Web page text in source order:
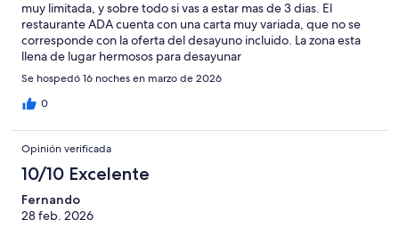
muy limitada, y sobre todo si vas a estar mas de 3 dias. El
restaurante ADA cuenta con una carta muy variada, que no se
corresponde con la oferta del desayuno incluido. La zona esta
llena de lugar hermosos para desayunar
Se hospedó 16 noches en marzo de 2026
0
Opinión verificada
10/10 Excelente
Fernando
28 feb. 2026